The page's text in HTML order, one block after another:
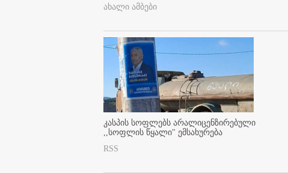
ახალი ამბები
კასპის სოფლებს არალიცენზირებული
,,სოფლის წყალი" ემსახურება
RSS